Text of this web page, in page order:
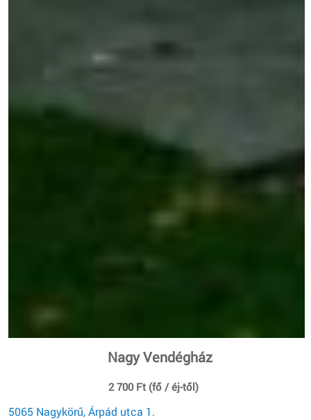
Nagy Vendégház
2 700 Ft (fő / éj-től)
5065 Nagykörű, Árpád utca 1.